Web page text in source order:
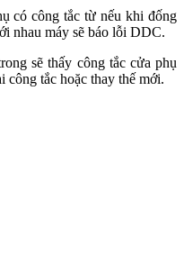
có công tắc từ nếu khi đống
nhau máy sẽ báo lỗi DDC.
sẽ thấy công tắc cửa phụ
công tắc hoặc thay thế mới.